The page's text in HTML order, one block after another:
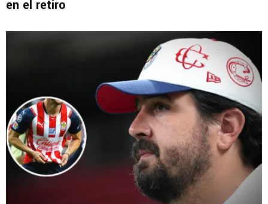
en el retiro